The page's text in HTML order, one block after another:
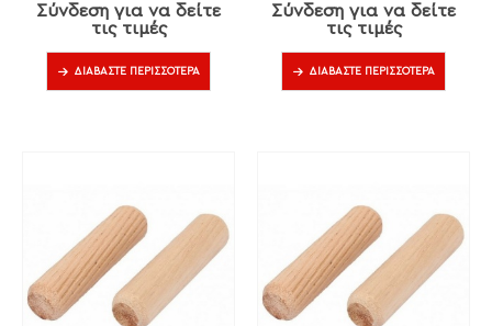
Σύνδεση για να δείτε
τις τιμές
ΔΙΑΒΆΣΤΕ ΠΕΡΙΣΣΌΤΕΡΑ
Σύνδεση για να δείτε
τις τιμές
ΔΙΑΒΆΣΤΕ ΠΕΡΙΣΣΌΤΕΡΑ